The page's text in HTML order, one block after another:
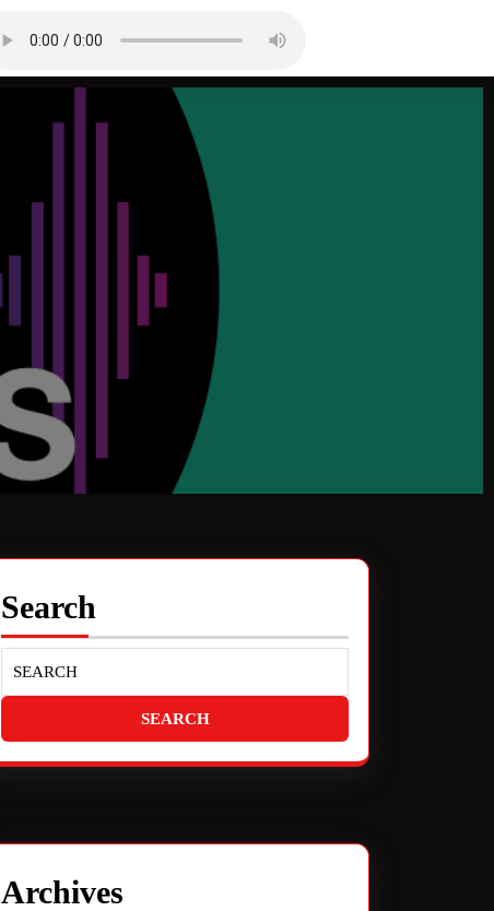
Search
Archives